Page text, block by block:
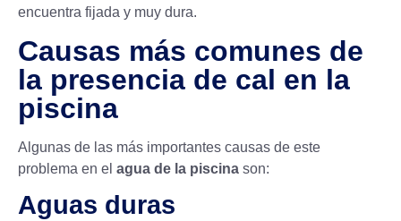
encuentra fijada y muy dura.
Causas más comunes de
la presencia de cal en la
piscina
Algunas de las más importantes causas de este
problema en el agua de la piscina son:
Aguas duras